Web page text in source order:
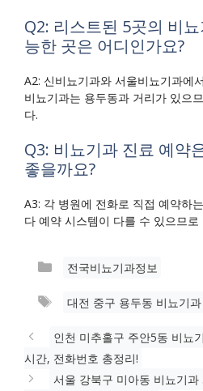
Q2: 리스트된 5곳의 비
능한 곳은 어디인가요?
A2: 신비뇨기과와 서울비뇨기과에
비뇨기과는 용두동과 거리가 있으
다.
Q3: 비뇨기과 진료 예약
좋을까요?
A3: 각 병원에 전화로 직접 예약하
다 예약 시스템이 다를 수 있으므
카
고
전국비뇨기과정보
태
대전 중구 용두동 비뇨기과
인천 미추홀구 주안5동 비뇨
시간, 전화번호 총정리!
서울 강북구 미아동 비뇨기